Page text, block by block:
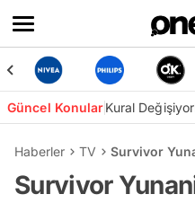
Güncel KonularKural Değişiyor
Haberler TV Survivor
Survivor